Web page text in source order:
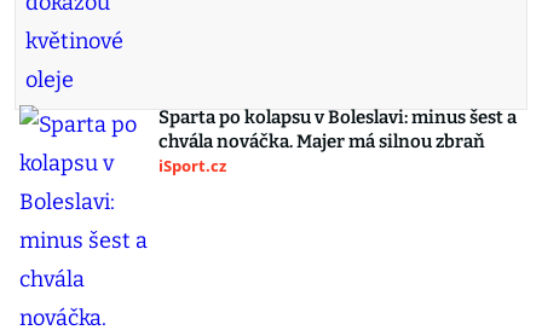
Sparta po kolapsu v Boleslavi: minus šest a
chvála nováčka. Majer má silnou zbraň
iSport.cz